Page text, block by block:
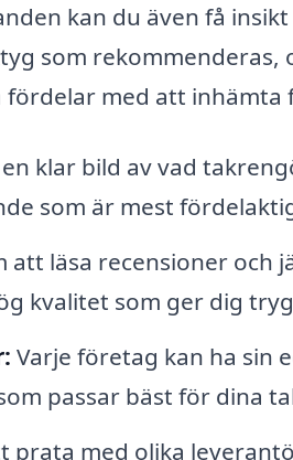
kan du även få
som rekommenderas,
fördelar med att
klar bild av vad
som är mest
att läsa recensioner
kvalitet som ger dig
Varje företag kan ha sin
passar bäst för dina
prata med olika